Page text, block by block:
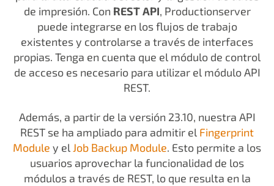
de impresión. Con REST API, Productionserver
puede integrarse en los flujos de trabajo
existentes y controlarse a través de interfaces
propias. Tenga en cuenta que el módulo de control
de acceso es necesario para utilizar el módulo API
REST.
Además, a partir de la versión 23.10, nuestra API
REST se ha ampliado para admitir el Fingerprint
Module y el Job Backup Module. Esto permite a los
usuarios aprovechar la funcionalidad de los
módulos a través de REST, lo que resulta en la